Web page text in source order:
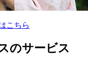
こちら
のサービス